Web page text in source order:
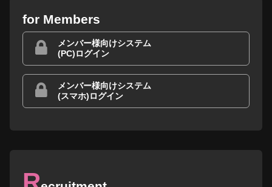
for Members
メンバー様向けシステム
(PC)ログイン
メンバー様向けシステム
(スマホ)ログイン